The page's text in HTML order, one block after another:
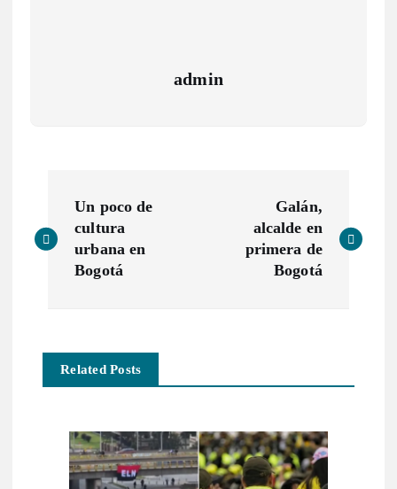
admin
a
g
Un poco de
cultura
urbana en
Bogotá
Galán,
alcalde en
primera de
Bogotá
Related Posts